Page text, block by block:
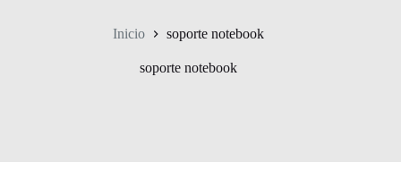
Inicio soporte notebook
soporte notebook